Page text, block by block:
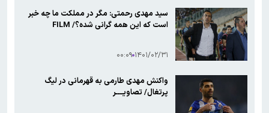
سید مهدی رحمتی: مگر در مملکت ما چه خبر
است که این همه گرانی شده؟/ FILM
۱۴۰۱/۰۲/۳۱ ۰۰:۰۹
واکنش مهدی طارمی به قهرمانی در لیگ
پرتغال/ تصاویــــر